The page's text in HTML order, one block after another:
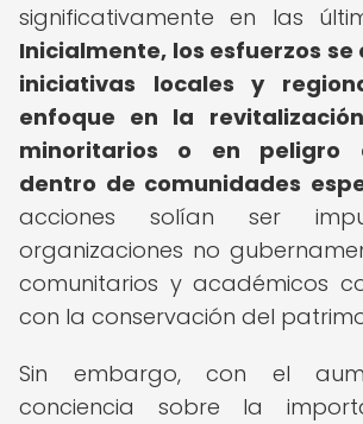
significativamente en las
Inicialmente, los esfuerzos
iniciativas locales y
enfoque en la
minoritarios o en peligro
dentro de comunidades
acciones solían ser
organizaciones no
comunitarios y académicos
con la conservación del
Sin embargo, con el
conciencia sobre la